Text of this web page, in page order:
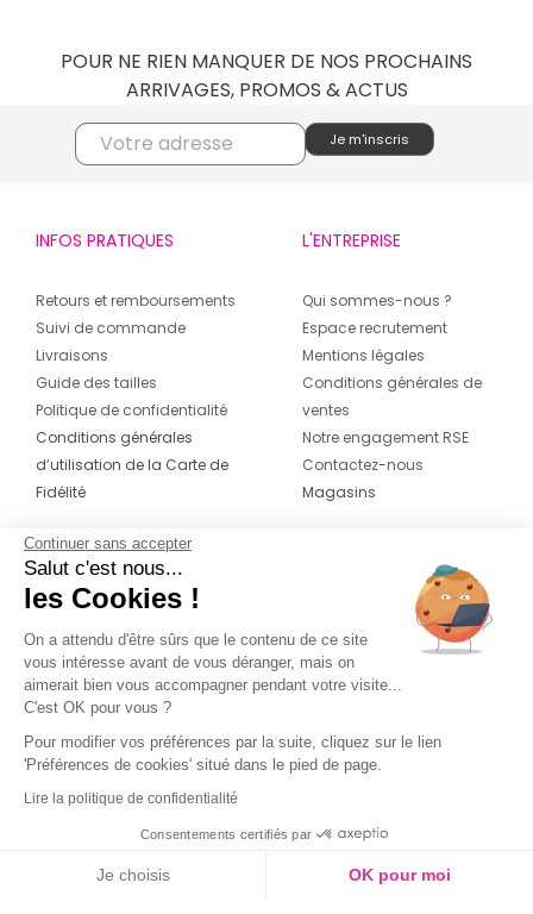
POUR NE RIEN MANQUER DE NOS PROCHAINS
ARRIVAGES, PROMOS & ACTUS
INFOS PRATIQUES
Retours et remboursements
Suivi de commande
Livraisons
Guide des tailles
Politique de confidentialité
Conditions générales
d’utilisation de la Carte de
Fidélité
L'ENTREPRISE
Qui sommes-nous ?
Espace recrutement
Mentions légales
Conditions générales de
ventes
Notre engagement RSE
Contactez-nous
Magasins
CONTACT
04 42 20 78 42
Du lundi au jeudi de 8h30 à 16h30 & le
vendredi de 8h30 à 15h30
Continuer sans accepter
Salut c'est nous...
les Cookies !
On a attendu d'être sûrs que le contenu de ce site
vous intéresse avant de vous déranger, mais on
aimerait bien vous accompagner pendant votre visite...
C'est OK pour vous ?
Pour modifier vos préférences par la suite, cliquez sur le lien
'Préférences de cookies' situé dans le pied de page.
Lire la politique de confidentialité
Consentements certifiés par
Je choisis OK pour moi